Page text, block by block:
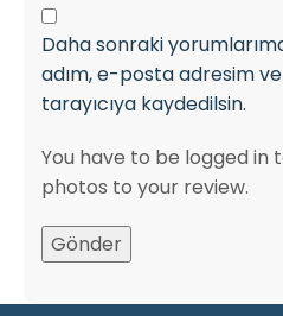
Daha sonraki
adım, e-posta adresim
tarayıcıya kaydedilsin.
You have to be logged in
photos to your review.